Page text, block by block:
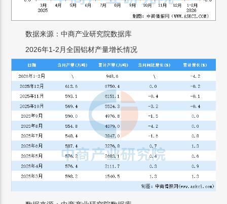
数据来源：中商产业研究院数据库
2026年1-2月全国铝材产量增长情况